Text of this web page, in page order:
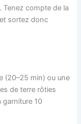
compte de la
sortez donc
(20–25 min) ou une
de terre rôties
garniture 10